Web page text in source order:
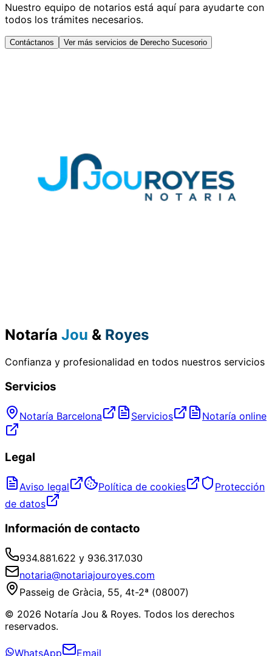
Nuestro equipo de notarios está aquí para ayudarte con
todos los trámites necesarios.
Contáctanos Ver más servicios de Derecho Sucesorio
Notaría Jou & Royes
Confianza y profesionalidad en todos nuestros servicios
Servicios
Notaría Barcelona Servicios Notaría online
Legal
Aviso legal Política de cookies
Protección
de datos
Información de contacto
934.881.622 y 936.317.030
notaria@notariajouroyes.com
Passeig de Gràcia, 55, 4t-2ª (08007)
© 2026 Notaría Jou & Royes. Todos los derechos
reservados.
WhatsApp Email